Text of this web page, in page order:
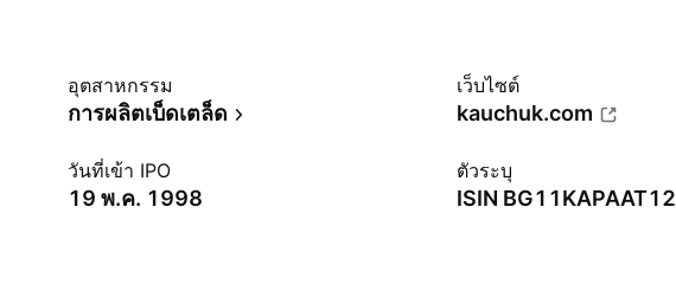
อุตสาหกรรม
การผลิตเบ็ดเตล็ด
เว็บไซต์
kauchuk.com
วันที่เข้า IPO
19 พ.ค. 1998
ตัวระบุ
ISIN BG11KAPAAT12